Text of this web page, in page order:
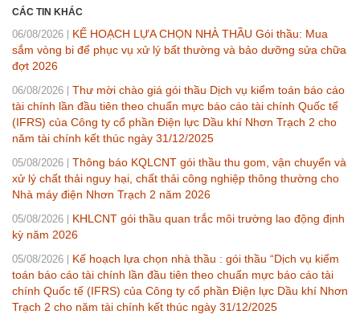
CÁC TIN KHÁC
06/08/2026
KẾ HOẠCH LỰA CHỌN NHÀ THẦU Gói thầu: Mua
sắm vòng bi để phục vụ xử lý bất thường và bảo dưỡng sửa chữa
đợt 2026
06/08/2026
Thư mời chào giá gói thầu Dịch vụ kiểm toán báo cáo
tài chính lần đầu tiên theo chuẩn mực báo cáo tài chính Quốc tế
(IFRS) của Công ty cổ phần Điện lực Dầu khí Nhơn Trạch 2 cho
năm tài chính kết thúc ngày 31/12/2025
05/08/2026
Thông báo KQLCNT gói thầu thu gom, vận chuyển và
xử lý chất thải nguy hại, chất thải công nghiệp thông thường cho
Nhà máy điện Nhơn Trạch 2 năm 2026
05/08/2026
KHLCNT gói thầu quan trắc môi trường lao động định
kỳ năm 2026
05/08/2026
Kế hoạch lựa chọn nhà thầu : gói thầu “Dịch vụ kiểm
toán báo cáo tài chính lần đầu tiên theo chuẩn mực báo cáo tài
chính Quốc tế (IFRS) của Công ty cổ phần Điện lực Dầu khí Nhơn
Trạch 2 cho năm tài chính kết thúc ngày 31/12/2025